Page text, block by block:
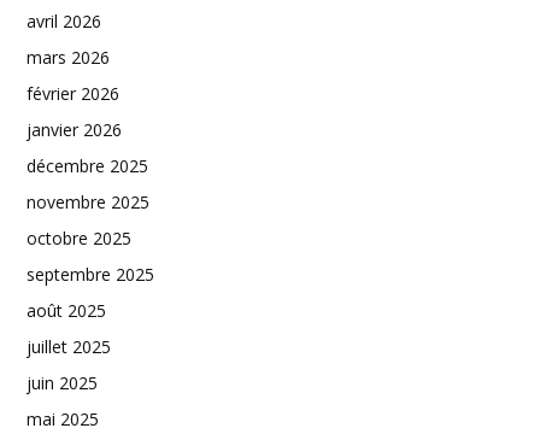
avril 2026
mars 2026
février 2026
janvier 2026
décembre 2025
novembre 2025
octobre 2025
septembre 2025
août 2025
juillet 2025
juin 2025
mai 2025